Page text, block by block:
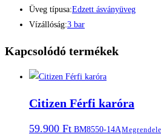
Üveg típusa:Edzett ásványüveg
Vízállóság:3 bar
Kapcsolódó termékek
Citizen Férfi karóra
59.900 Ft BM8550-14A